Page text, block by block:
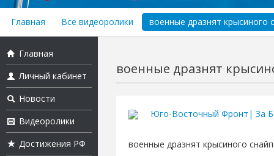
Главная Все видеоролики военные дразнят крысиного
Главная
Личный кабинет
Новости
Видеоролики
Достижения РФ
военные дразнят
Юго-Восточный Фронт| За
военные дразнят крысиного